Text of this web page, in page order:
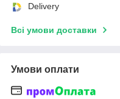
Delivery
Всі умови доставки
Умови оплати